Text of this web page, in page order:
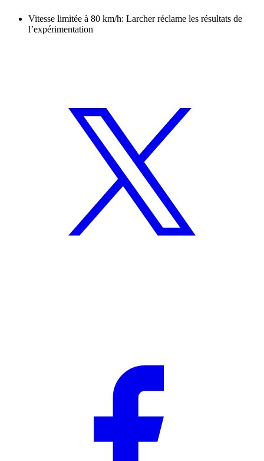
Vitesse limitée à 80 km/h: Larcher réclame les résultats de
l’expérimentation